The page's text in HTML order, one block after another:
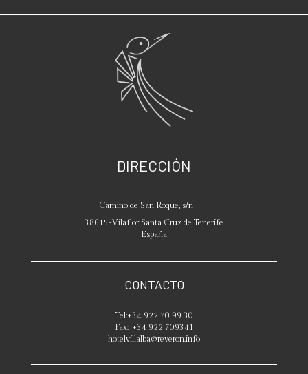
DIRECCIÓN
Camino de San Roque, s/n
38615-Vilaflor Santa Cruz de Tenerife
España
CONTACTO
Tel:+34 922 70 99 30
Fax: +34 922 709341
hotelvillalba@reveron.info